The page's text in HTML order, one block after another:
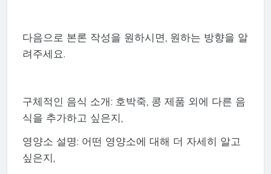
다음으로 본론 작성을 원하시면, 원하는 방향을 알
려주세요.
구체적인 음식 소개: 호박죽, 콩 제품 외에 다른 음
식을 추가하고 싶은지,
영양소 설명: 어떤 영양소에 대해 더 자세히 알고
싶은지,